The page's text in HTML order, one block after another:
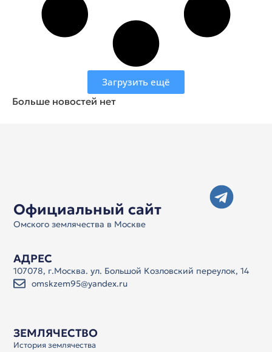
Загрузить ещё
Больше новостей нет
Официальный сайт
Омского землячества в Москве
ЗЕМЛЯЧЕСТВО
История землячества
АДРЕС
107078, г.Москва. ул. Большой Козловский переулок, 14
omskzem95@yandex.ru